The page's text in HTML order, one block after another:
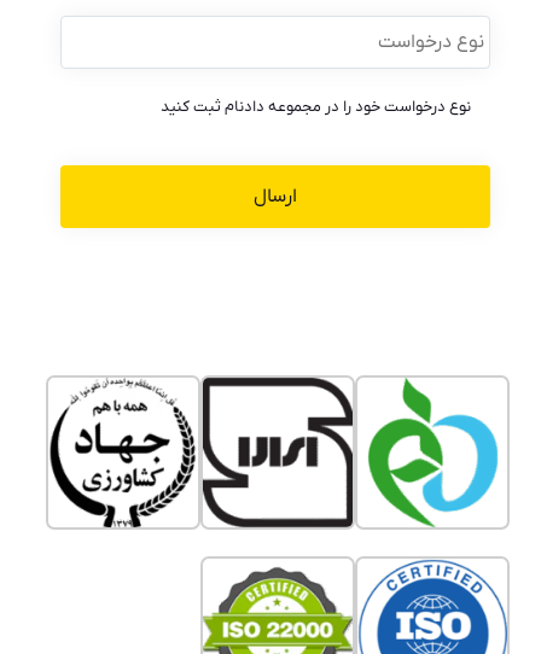
نوع
درخواست *
نوع درخواست خود را در مجموعه دادنام ثبت کنید